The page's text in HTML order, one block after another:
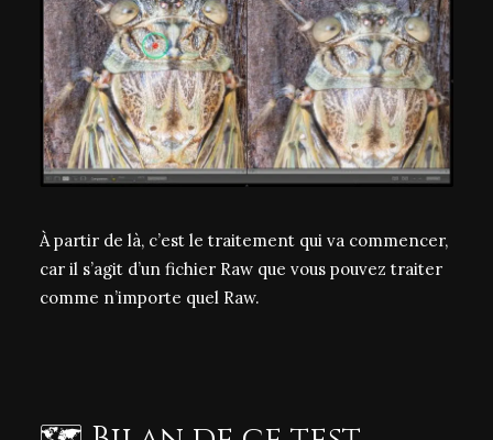
À partir de là, c’est le traitement qui va commencer,
car il s’agit d’un fichier Raw que vous pouvez traiter
comme n’importe quel Raw.